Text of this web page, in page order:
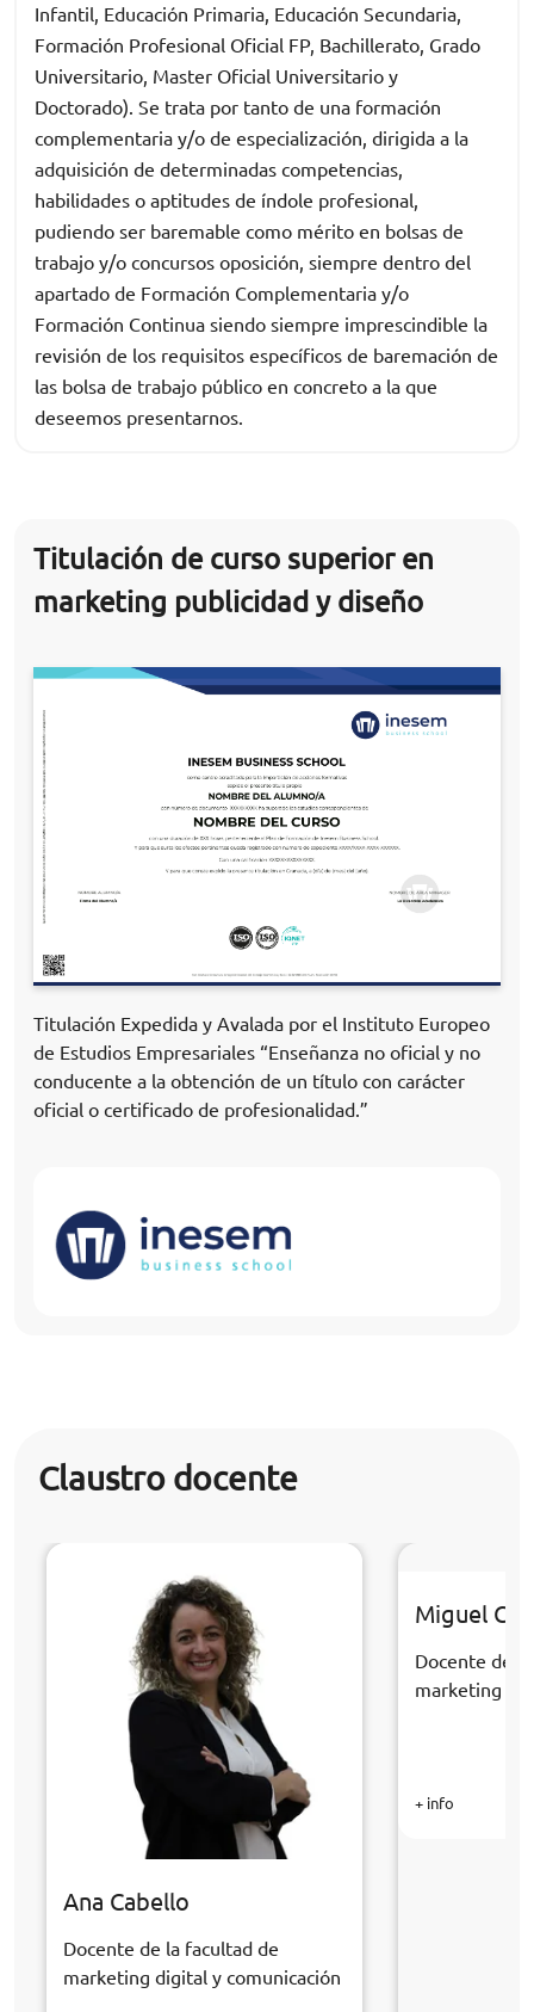
Infantil, Educación Primaria, Educación Secundaria,
Formación Profesional Oficial FP, Bachillerato, Grado
Universitario, Master Oficial Universitario y
Doctorado). Se trata por tanto de una formación
complementaria y/o de especialización, dirigida a la
adquisición de determinadas competencias,
habilidades o aptitudes de índole profesional,
pudiendo ser baremable como mérito en bolsas de
trabajo y/o concursos oposición, siempre dentro del
apartado de Formación Complementaria y/o
Formación Continua siendo siempre imprescindible la
revisión de los requisitos específicos de baremación de
las bolsa de trabajo público en concreto a la que
deseemos presentarnos.
Titulación de curso superior en
marketing publicidad y diseño
Titulación Expedida y Avalada por el Instituto Europeo
de Estudios Empresariales “Enseñanza no oficial y no
conducente a la obtención de un título con carácter
oficial o certificado de profesionalidad.”
Claustro docente
Ana Cabello
Docente de la facultad de
marketing digital y comunicación
Miguel
Docente de
marketing
+ info